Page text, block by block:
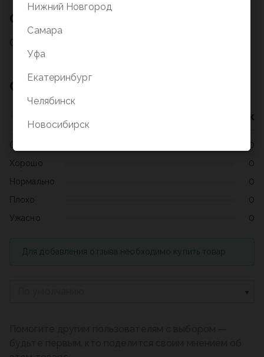
Описание
Описание на стадии заполнения
Отзывы о товаре
Нет оценок
Отлично
0
Хорошо
0
Нормально
0
Плохо
0
Ужасно
0
Для добавления отзыва необходимо купить товар
Нижний Новгород
Самара
Уфа
Екатеринбург
Челябинск
Новосибирск